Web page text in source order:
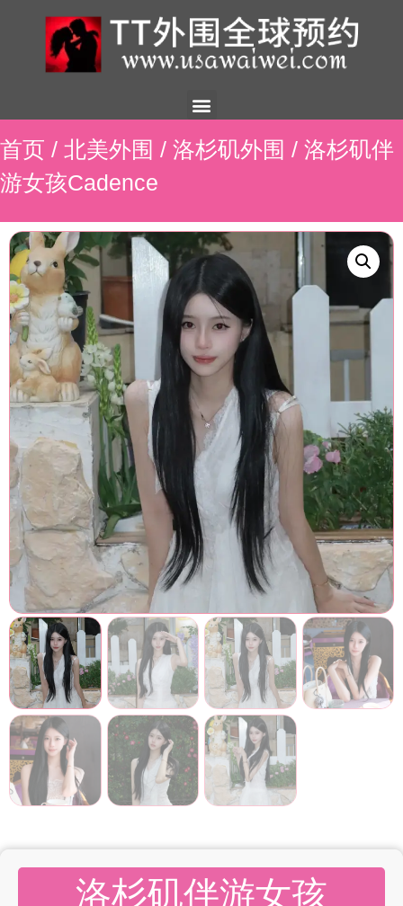
首页 / 北美外围 / 洛杉矶外围 / 洛杉矶伴
游女孩Cadence
洛杉矶伴游女孩